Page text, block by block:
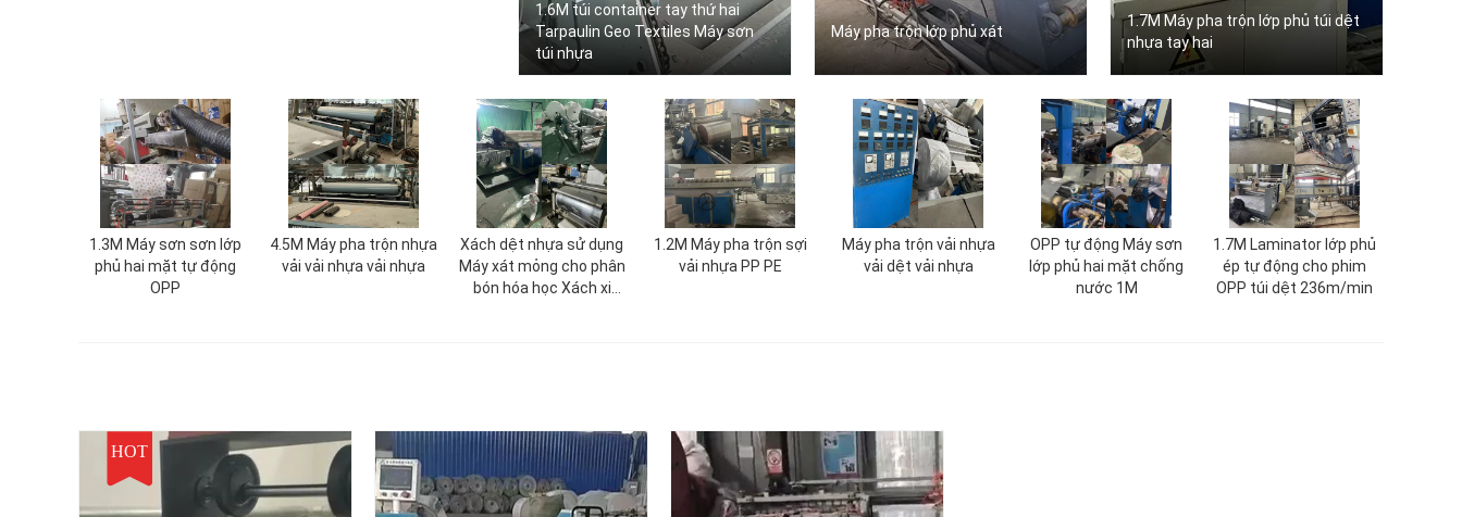
1.6M túi container tay thứ hai
Tarpaulin Geo Textiles Máy sơn
túi nhựa
Máy pha trộn lớp phủ xát
1.7M Máy pha trộn lớp phủ túi dệt
nhựa tay hai
1.3M Máy sơn sơn lớp
phủ hai mặt tự động
OPP
4.5M Máy pha trộn nhựa
vải vải nhựa vải nhựa
Xách dệt nhựa sử dụng
Máy xát mỏng cho phân
bón hóa học Xách xi
1.2M Máy pha trộn sợi
vải nhựa PP PE
Máy pha trộn vải nhựa
vải dệt vải nhựa
OPP tự động Máy sơn
lớp phủ hai mặt chống
nước 1M
1.7M Laminator lớp phủ
ép tự động cho phim
OPP túi dệt 236m/min
HOT